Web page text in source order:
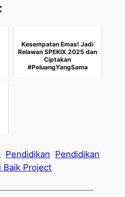
Kesempatan Emas! Jadi
Relawan SPEKIX 2025 dan
Ciptakan
#PeluangYangSama
Pendidikan Pendidikan
Baik Project